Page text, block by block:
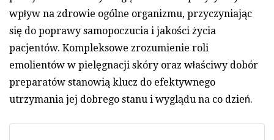
wpływ na zdrowie ogólne organizmu, przyczyniając
się do poprawy samopoczucia i jakości życia
pacjentów. Kompleksowe zrozumienie roli
emolientów w pielęgnacji skóry oraz właściwy dobór
preparatów stanowią klucz do efektywnego
utrzymania jej dobrego stanu i wyglądu na co dzień.